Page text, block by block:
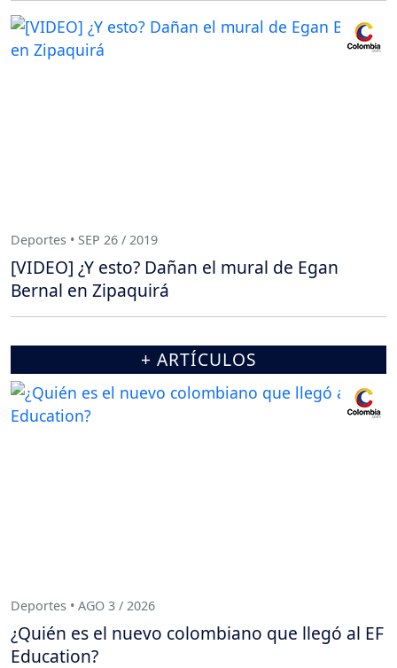
Deportes • SEP 26 / 2019
[VIDEO] ¿Y esto? Dañan el mural de Egan
Bernal en Zipaquirá
+ ARTÍCULOS
Deportes • AGO 3 / 2026
¿Quién es el nuevo colombiano que llegó al EF
Education?